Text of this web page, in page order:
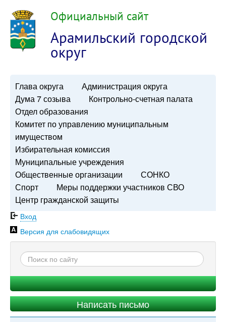
Официальный сайт
Арамильский городской
округ
Глава округа
Администрация округа
Дума 7 созыва
Контрольно-счетная палата
Отдел образования
Комитет по управлению муниципальным
имуществом
Избирательная комиссия
Муниципальные учреждения
Общественные организации
СОНКО
Спорт
Меры поддержки участников СВО
Центр гражданской защиты
Вход
Версия для слабовидящих
Написать письмо